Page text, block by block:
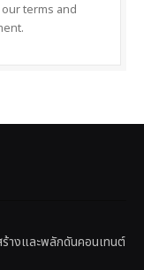
terms and
างและพลักดันคอนเทนต์